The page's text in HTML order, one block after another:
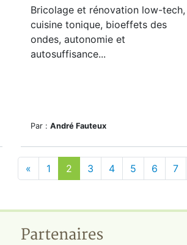
Bricolage et rénovation low-tech,
cuisine tonique, bioeffets des
ondes, autonomie et
autosuffisance...
Par : André Fauteux
« 1 2 3 4 5 6 7
Partenaires